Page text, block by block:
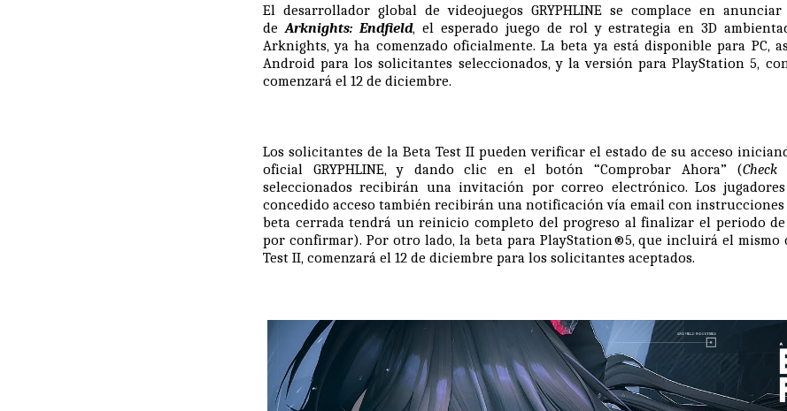
El desarrollador global de videojuegos GRYPHLINE se complace en
deArknights: Endfield, el esperado juego de rol y estrategia en 3D
Arknights, ya ha comenzado oficialmente. La beta ya está disponible para PC,
Android para los solicitantes seleccionados, y la versión para PlayStation 5,
comenzará el 12 de diciembre.
Los solicitantes de la Beta Test II pueden verificar el estado de su acceso
oficial GRYPHLINE, y dando clic en el botón “Comprobar Ahora” (Check
seleccionados recibirán una invitación por correo electrónico. Los
concedido acceso también recibirán una notificación vía email con instrucciones
beta cerrada tendrá un reinicio completo del progreso al finalizar el periodo
por confirmar). Por otro lado, la beta para PlayStation®5, que incluirá el mismo
Test II, comenzará el 12 de diciembre para los solicitantes aceptados.